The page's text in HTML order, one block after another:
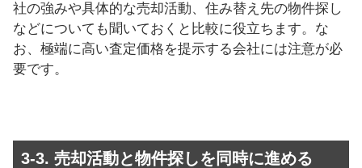
社の強みや具体的な売却活動、住み替え先の物件探し
などについても聞いておくと比較に役立ちます。な
お、極端に高い査定価格を提示する会社には注意が必
要です。
3-3. 売却活動と物件探しを同時に進める